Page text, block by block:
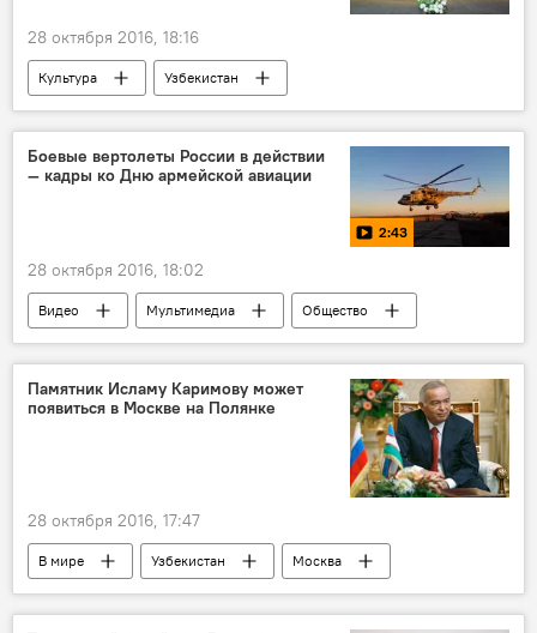
28 октября 2016, 18:16
Культура Узбекистан
Боевые вертолеты России в действии
— кадры ко Дню армейской авиации
2:43
28 октября 2016, 18:02
Видео Мультимедиа
Общество
Россия
Памятник Исламу Каримову может
появиться в Москве на Полянке
28 октября 2016, 17:47
В мире Узбекистан
Москва
Ислам Каримов
памятник